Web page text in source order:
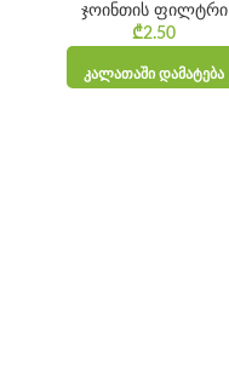
ჯოინთის ფილტრი
₾2.50
ᲙᲐᲚᲐᲗᲐᲨᲘ ᲓᲐᲛᲐᲢᲔᲑᲐ